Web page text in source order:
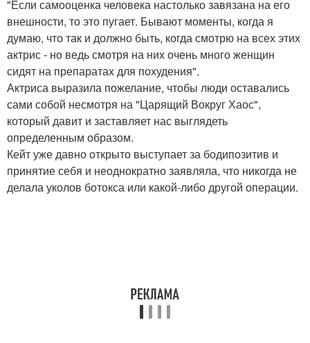
"Если самооценка человека настолько завязана на его
внешности, то это пугает. Бывают моменты, когда я
думаю, что так и должно быть, когда смотрю на всех этих
актрис - но ведь смотря на них очень много женщин
сидят на препаратах для похудения".
Актриса выразила пожелание, чтобы люди оставались
сами собой несмотря на "Царящий Вокруг Хаос",
который давит и заставляет нас выглядеть
определенным образом.
Кейт уже давно открыто выступает за бодипозитив и
принятие себя и неоднократно заявляла, что никогда не
делала уколов ботокса или какой-либо другой операции.